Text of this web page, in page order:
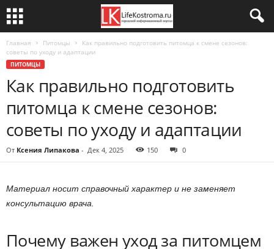
Главная Питомцы
Как правильно подготовить питомца к смене сезонов:
советы по уходу и адаптации
ПИТОМЦЫ
Как правильно подготовить
питомца к смене сезонов:
советы по уходу и адаптации
От Ксения Липакова - Дек 4, 2025 150 0
Материал носит справочный характер и не заменяет
консультацию врача.
Почему важен уход за питомцем